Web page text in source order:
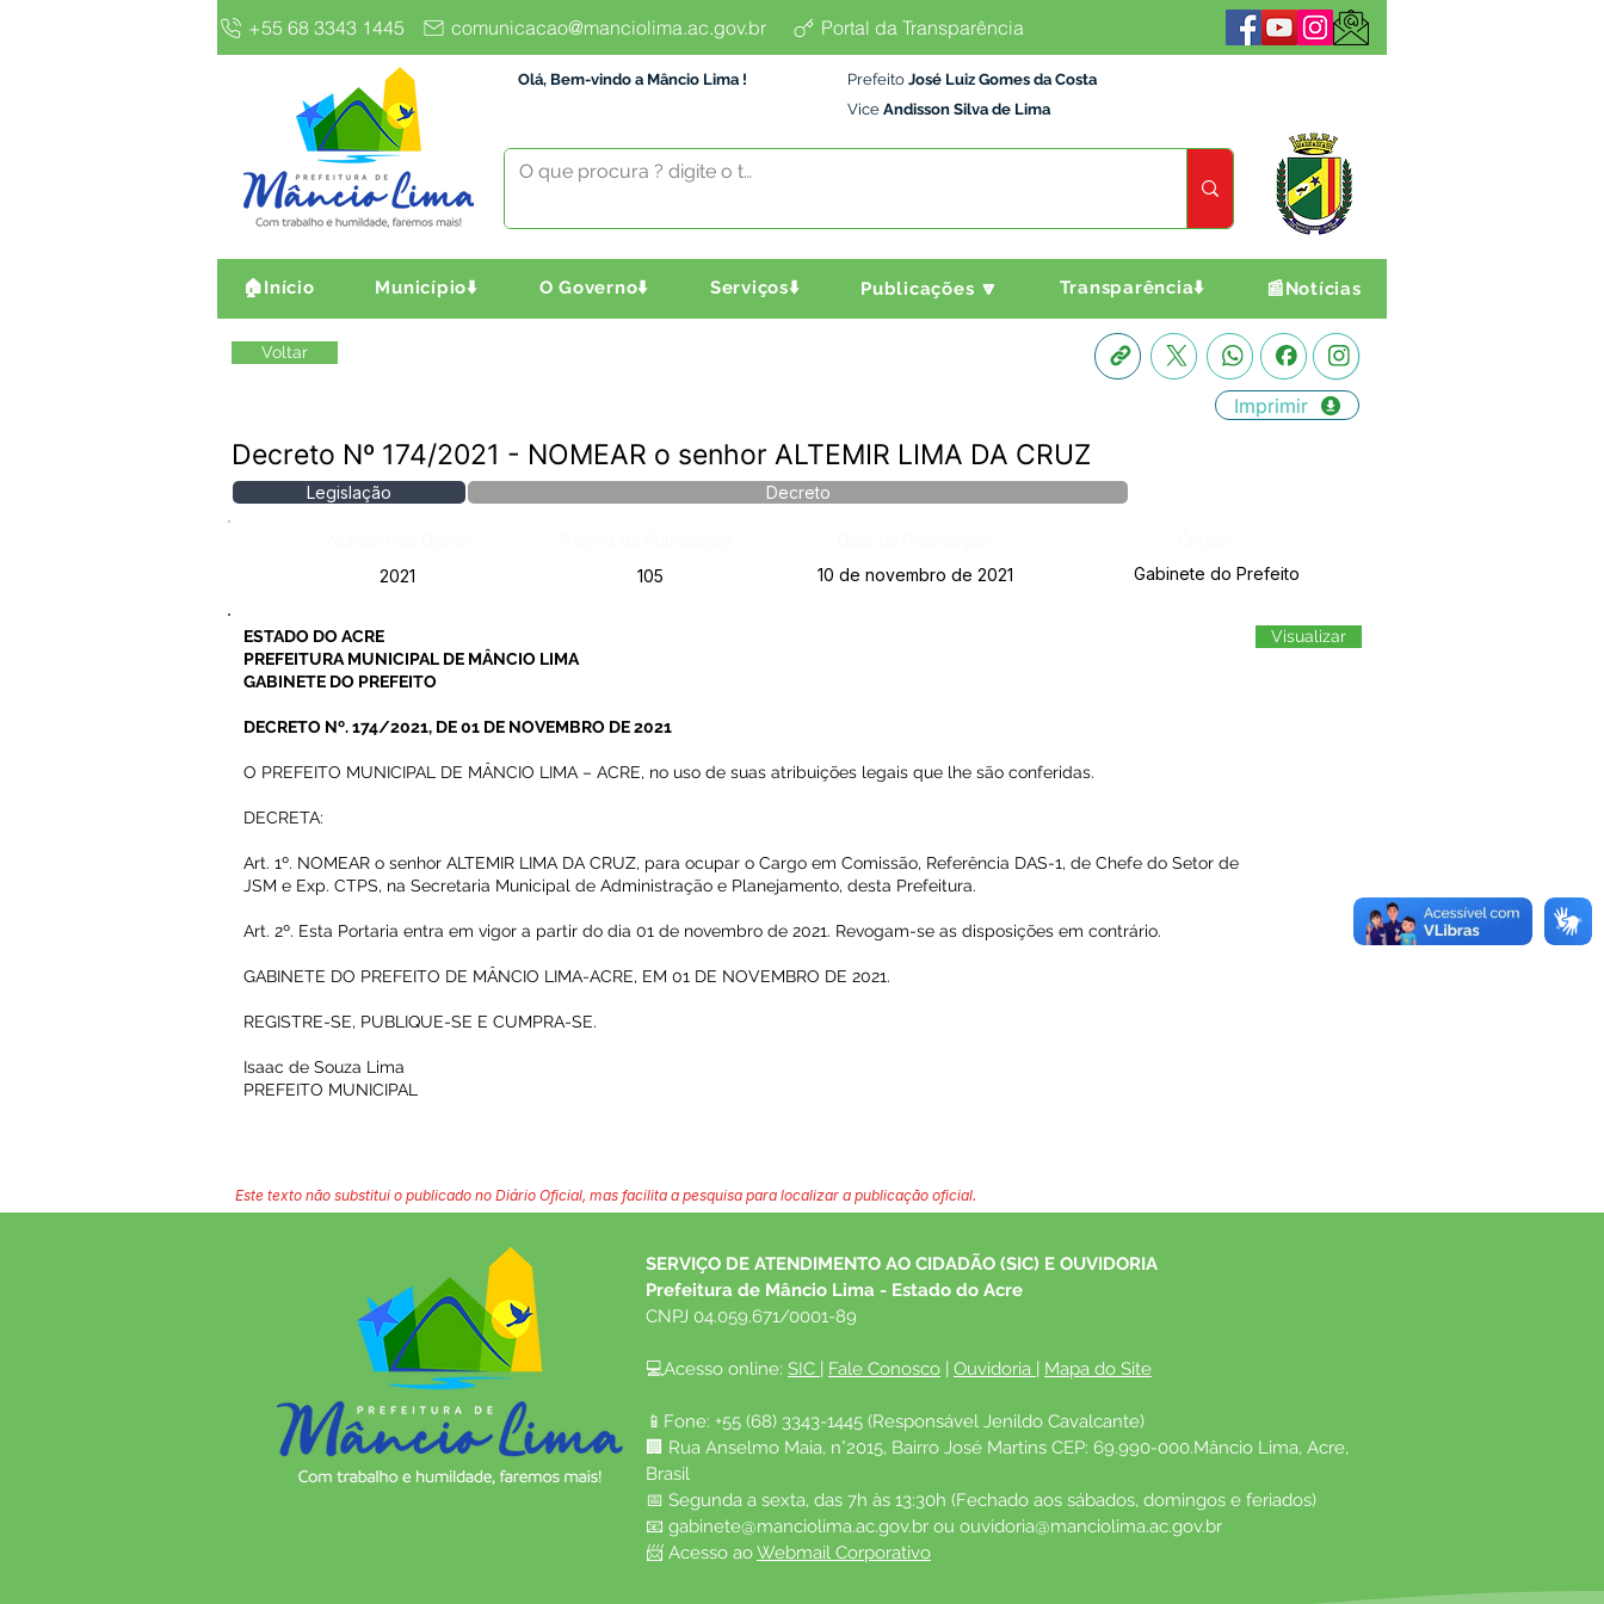
+55 68 3343 1445 comunicacao@manciolima.ac.gov.br Portal da Transparência
Olá, Bem-vindo a Mâncio Lima ! Prefeito José Luiz Gomes da Costa
Vice Andisson Silva de Lima
🏠Início Município⬇️ O Governo⬇️ Serviços⬇️ Publicações 🔽 Transparência⬇️ 📰Notícias
Voltar
Imprimir
Decreto Nº 174/2021 - NOMEAR o senhor ALTEMIR LIMA DA CRUZ
Legislação Decreto
2021
105 10 de novembro de 2021 Gabinete do Prefeito
ESTADO DO ACRE
PREFEITURA MUNICIPAL DE MÂNCIO LIMA
GABINETE DO PREFEITO
DECRETO Nº. 174/2021, DE 01 DE NOVEMBRO DE 2021
O PREFEITO MUNICIPAL DE MÂNCIO LIMA – ACRE, no uso de suas atribuições legais que lhe são conferidas.
DECRETA:
Art. 1º. NOMEAR o senhor ALTEMIR LIMA DA CRUZ, para ocupar o Cargo em Comissão, Referência DAS-1, de Chefe do Setor de
JSM e Exp. CTPS, na Secretaria Municipal de Administração e Planejamento, desta Prefeitura.
Art. 2º. Esta Portaria entra em vigor a partir do dia 01 de novembro de 2021. Revogam-se as disposições em contrário.
GABINETE DO PREFEITO DE MÂNCIO LIMA-ACRE, EM 01 DE NOVEMBRO DE 2021.
REGISTRE-SE, PUBLIQUE-SE E CUMPRA-SE.
Isaac de Souza Lima
PREFEITO MUNICIPAL
Visualizar
Este texto não substitui o publicado no Diário Oficial, mas facilita a pesquisa para localizar a publicação oficial.
SERVIÇO DE ATENDIMENTO AO CIDADÃO (SIC) E OUVIDORIA
Prefeitura de Mâncio Lima - Estado do Acre
CNPJ 04.059.671/0001-89
💻Acesso online: SIC | Fale Conosco | Ouvidoria | Mapa do Site
📱Fone: +55 (68) 3343-1445 (Responsável Jenildo Cavalcante)
🏢 Rua Anselmo Maia, n°2015, Bairro José Martins CEP: 69.990-000.Mâncio Lima, Acre,
Brasil
📅 Segunda a sexta, das 7h às 13:30h (Fechado aos sábados, domingos e feriados)
📧 gabinete@manciolima.ac.gov.br ou ouvidoria@manciolima.ac.gov.br
📨 Acesso ao Webmail Corporativo